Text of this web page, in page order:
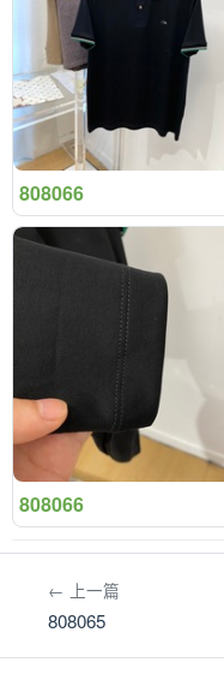
808066
808066
← 上一篇
808065